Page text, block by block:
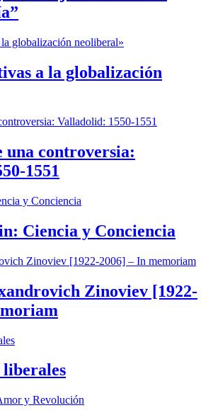
a la globalización
una controversia:
1551
Ciencia y Conciencia
Zinoviev [1922-
liberales